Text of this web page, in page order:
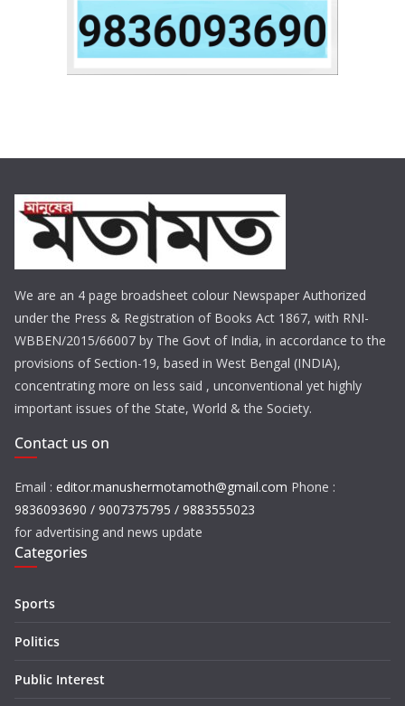
We are an 4 page broadsheet colour Newspaper Authorized
under the Press & Registration of Books Act 1867, with RNI-
WBBEN/2015/66007 by The Govt of India, in accordance to the
provisions of Section-19, based in West Bengal (INDIA),
concentrating more on less said , unconventional yet highly
important issues of the State, World & the Society.
Contact us on
Email : editor.manushermotamoth@gmail.com Phone :
9836093690 / 9007375795 / 9883555023
for advertising and news update
Categories
Sports
Politics
Public Interest